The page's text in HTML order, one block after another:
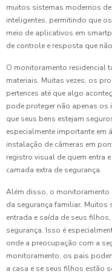
muitos sistemas modernos
inteligentes, permitindo que
meio de aplicativos em
de controle e resposta que
O monitoramento residencial
materiais. Muitas vezes, os
pertences até que algo
pode proteger não apenas
que seus bens estejam
especialmente importante em
instalação de câmeras em
registro visual de quem entra
camada extra de segurança.
Além disso, o monitoramento
da segurança familiar. Muitos
entrada e saída de seus
segurança. Isso é
onde a preocupação com a
monitoramento, os pais
a casa e se seus filhos estão